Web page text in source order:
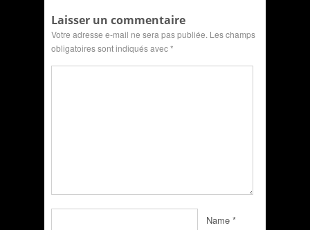
Laisser un commentaire
Votre adresse e-mail ne sera pas publiée. Les champs
obligatoires sont indiqués avec*
Name *